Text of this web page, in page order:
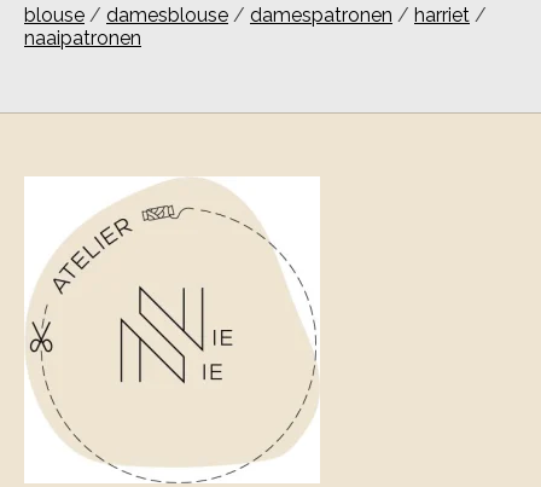
blouse / damesblouse / damespatronen / harriet /
naaipatronen